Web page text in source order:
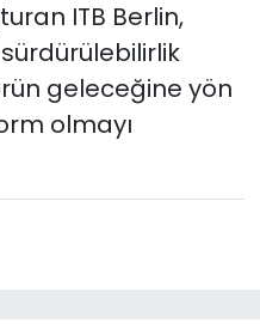
ITB Berlin,
geleceğine yön
olmayı